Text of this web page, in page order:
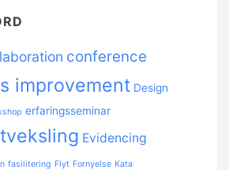
conference
improvement Design
erfaringsseminar
Evidencing
fasilitering Flyt Fornyelse Kata